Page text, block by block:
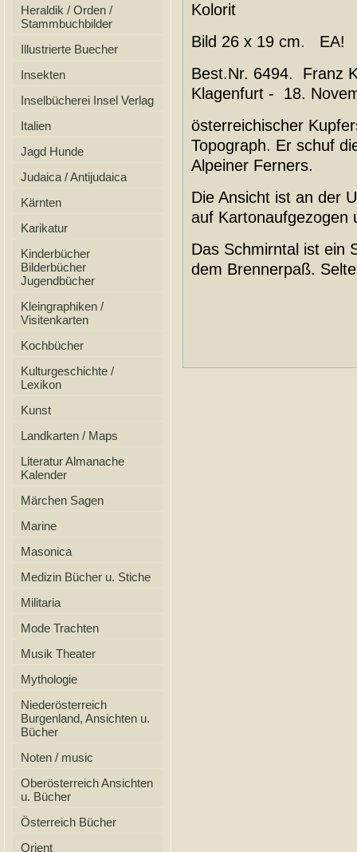
Heraldik / Orden /
Stammbuchbilder
Illustrierte Buecher
Insekten
Inselbücherei Insel Verlag
Italien
Jagd Hunde
Judaica / Antijudaica
Kärnten
Karikatur
Kinderbücher
Bilderbücher
Jugendbücher
Kleingraphiken /
Visitenkarten
Kochbücher
Kulturgeschichte /
Lexikon
Kunst
Landkarten / Maps
Literatur Almanache
Kalender
Märchen Sagen
Marine
Masonica
Medizin Bücher u. Stiche
Militaria
Mode Trachten
Musik Theater
Mythologie
Niederösterreich
Burgenland, Ansichten u.
Bücher
Noten / music
Oberösterreich Ansichten
u. Bücher
Österreich Bücher
Orient
Kolorit
Bild 26 x 19 cm. EA!
Best.Nr. 6494. Franz
Klagenfurt - 18.
österreichischer
Topograph. Er schuf
Alpeiner Ferners.
Die Ansicht ist an der
auf Kartonaufgezogen
Das Schmirntal ist ein
dem Brennerpaß.